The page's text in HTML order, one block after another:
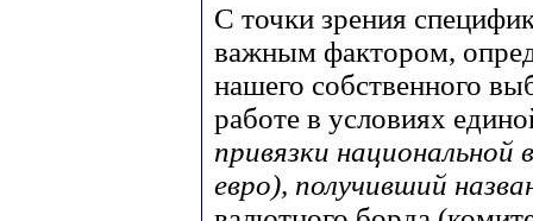
С точки зрения
важным фактором,
нашего собственного
работе в условиях
привязки
евро), получивший